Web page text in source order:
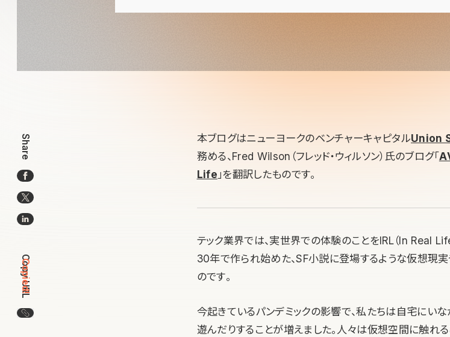
Share
Copy URL
Copied!
この記事のURLをコピー
本ブログはニューヨークのベンチャーキャピタルUnion
務める、Fred Wilson（フレッド・ウィルソン）氏のブログ「
Life 」を翻訳したものです。
テック業界では、実世界での体験のことをIRL（In Real
30年で作られ始めた、SF小説に登場するような仮想現
のです。
今起きているパンデミックの影響で、私たちは自宅にいな
遊んだりすることが増えました。人々は仮想空間に触れ